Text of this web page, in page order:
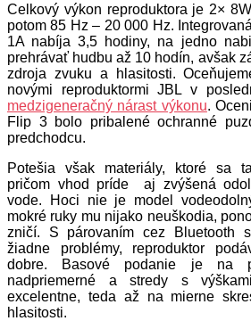
Celkový výkon reproduktora je 2×
potom 85 Hz – 20 000 Hz.
1A nabíja 3,5 hodiny, na jedno
prehrávať hudbu až 10 hodín, avšak
zdroja zvuku a hlasitosti.
novými reproduktormi JBL v
medzigeneračný nárast výkonu.
Flip 3 bolo pribalené ochranné
predchodcu.
Potešia však materiály, ktoré sa
pričom vhod príde aj zvýšená
vode. Hoci nie je model
mokré ruky mu nijako neuškodia,
zničí. S párovaním cez Bluetooth
žiadne problémy, reproduktor
dobre. Basové podanie je na
nadpriemerné a stredy s
excelentne, teda až na mierne
hlasitosti.